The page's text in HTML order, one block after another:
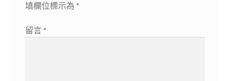
填欄位標示為 *
留言 *